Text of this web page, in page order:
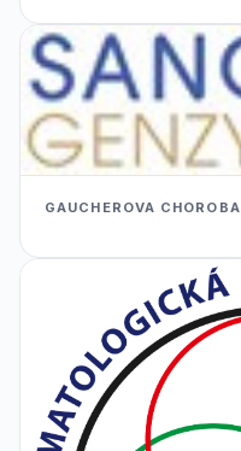
GAUCHEROVA CHOROBA